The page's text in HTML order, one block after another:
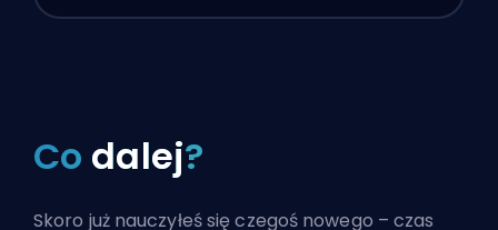
Co dalej?
Skoro już nauczyłeś się czegoś nowego – czas